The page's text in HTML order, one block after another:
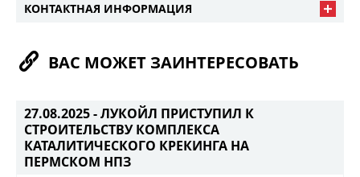
КОНТАКТНАЯ ИНФОРМАЦИЯ
ВАС МОЖЕТ ЗАИНТЕРЕСОВАТЬ
27.08.2025 -ЛУКОЙЛ ПРИСТУПИЛ К
СТРОИТЕЛЬСТВУ КОМПЛЕКСА
КАТАЛИТИЧЕСКОГО КРЕКИНГА НА
ПЕРМСКОМ НПЗ